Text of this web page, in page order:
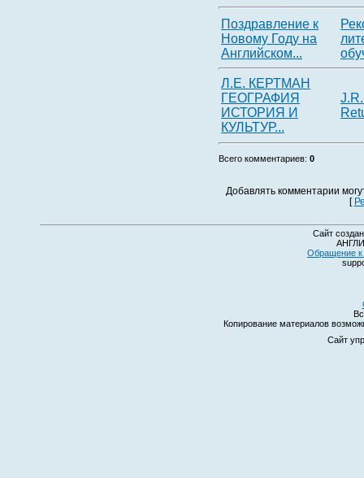
Поздравление к
Новому Году на
Английском...
Л.Е. КЕРТМАН
ГЕОГРАФИЯ
ИСТОРИЯ И
КУЛЬТУР...
Всего комментариев: 0
Добавлять комментарии
[
Сайт
Обращение к
Копирование материалов
Сайт